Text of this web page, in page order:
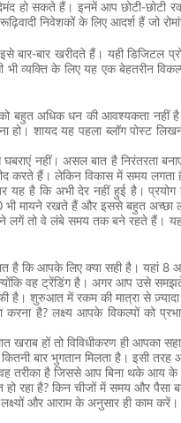
हो सकते हैं। इनमें आप छोटी-छोटी
निवेशकों के लिए आदर्श हैं जो
बार खरीदते हैं। यही डिजिटल
व्यक्ति के लिए यह एक बेहतरीन
बहुत अधिक धन की आवश्यकता नहीं
शायद यह पहला ब्लॉग पोस्ट
नहीं। असल बात है निरंतरता बनाए
करते हैं। लेकिन विकास में समय लगता
यह है कि अभी देर नहीं हुई है।
मायने रखते हैं और इससे बहुत अच्छा
लगें तो वे लंबे समय तक बने रहते हैं।
है कि आपके लिए क्या सही है। यहां 8
वह ट्रेंडिंग है। अगर आप उसे समझते
शुरुआत में रकम की मात्रा से ज़्यादा
है? लक्ष्य आपके विकल्पों को
खराब हों तो विविधीकरण ही आपका
बार भुगतान मिलता है। इसी
तरीका है जिससे आप बिना थके आय
रहा है? किन चीजों में समय और पैसा
और आराम के अनुसार ही काम करें।